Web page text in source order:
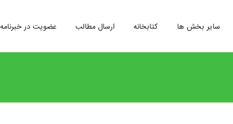
عضویت در خبرنامه ارسال مطالب کتابخانه سایر بخش ها